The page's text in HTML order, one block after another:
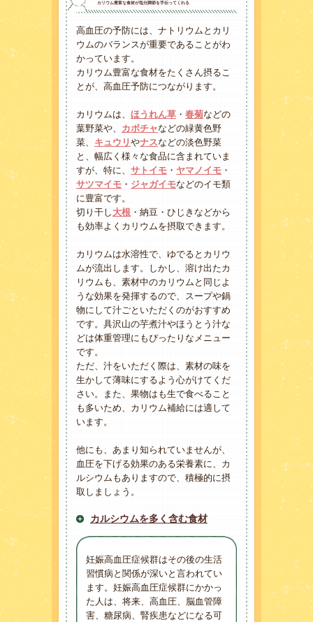
カリウム豊富な食材が塩分調節を手伝ってくれる
高血圧の予防には、ナトリウムとカリ
ウムのバランスが重要であることがわ
かっています。
カリウム豊富な食材をたくさん摂るこ
とが、高血圧予防につながります。
カリウムは、 ほうれん草 ・ 春菊などの
葉野菜や、 カボチャなどの緑黄色野
菜、 キュウリ やナスなどの淡色野菜
と、幅広く様々な食品に含まれていま
すが、特に、 サトイモ ・ ヤマノイモ ・
サツマイモ ・ ジャガイモなどのイモ類
に豊富です。
切り干し 大根 ・納豆・ひじきなどから
も効率よくカリウムを摂取できます。
カリウムは水溶性で、ゆでるとカリウ
ムが流出します。しかし、溶け出たカ
リウムも、素材中のカリウムと同じよ
うな効果を発揮するので、スープや鍋
物にして汁ごといただくのがおすすめ
です。具沢山の芋煮汁やほうとう汁な
どは体重管理にもぴったりなメニュー
です。
ただ、汁をいただく際は、素材の味を
生かして薄味にするよう心がけてくだ
さい。また、果物はも生で食べること
も多いため、カリウム補給には適して
います。
他にも、あまり知られていませんが、
血圧を下げる効果のある栄養素に、カ
ルシウムもありますので、積極的に摂
取しましょう。
カルシウムを多く含む食材
妊娠高血圧症候群はその後の生活
習慣病と関係が深いと言われてい
ます。妊娠高血圧症候群にかかっ
た人は、将来、高血圧、脳血管障
害、糖尿病、腎疾患などになる可